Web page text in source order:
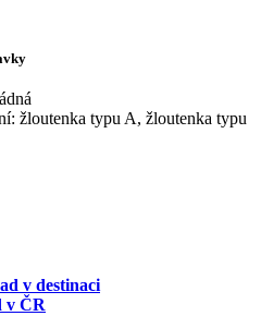
žloutenka typu A, žloutenka typu
v destinaci
v ČR